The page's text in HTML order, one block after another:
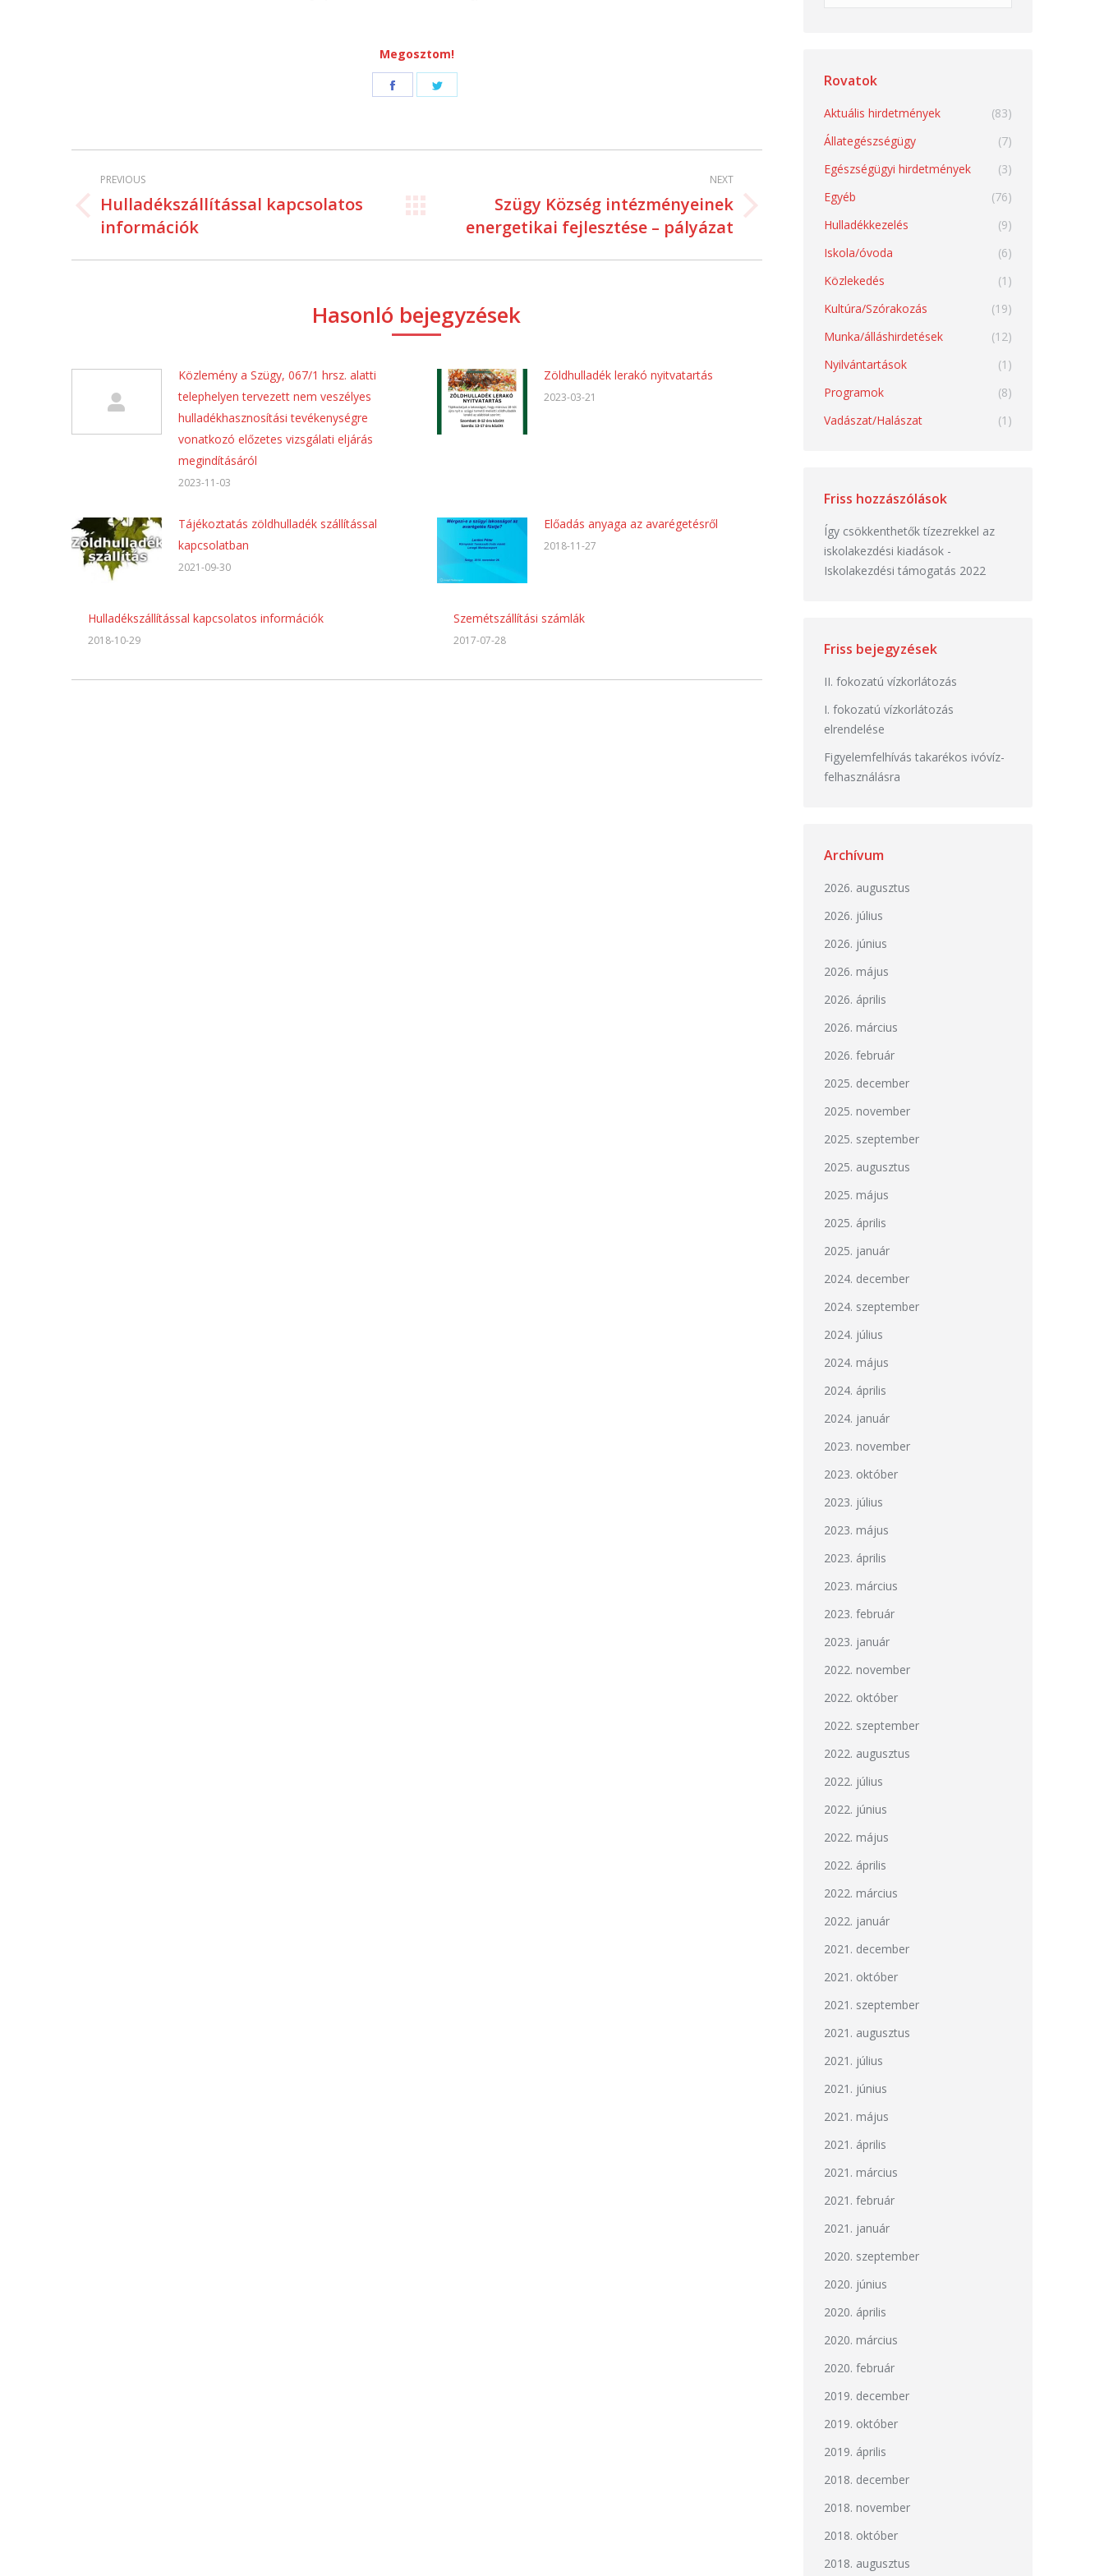
Megosztom!
Share
Post
navigation
PREVIOUS
Previous
post:
Hulladékszállítással kapcsolatos
információk
NEXT
post:
Szügy Község intézményeinek
energetikai fejlesztése – pályázat
Hasonló bejegyzések
Közlemény a Szügy, 067/1 hrsz. alatti
telephelyen tervezett nem veszélyes
hulladékhasznosítási tevékenységre
vonatkozó előzetes vizsgálati eljárás
megindításáról
2023-11-03
Zöldhulladék lerakó nyitvatartás
2023-03-21
Tájékoztatás zöldhulladék szállítással
kapcsolatban
2021-09-30
Előadás anyaga az avarégetésről
2018-11-27
Hulladékszállítással kapcsolatos információk
2018-10-29
Szemétszállítási számlák
2017-07-28
Rovatok
Aktuális hirdetmények
(83)
Állategészségügy
(7)
Egészségügyi hirdetmények
(3)
Egyéb
(76)
Hulladékkezelés
(9)
Iskola/óvoda
(6)
Közlekedés
(1)
Kultúra/Szórakozás
(19)
Munka/álláshirdetések
(12)
Nyilvántartások
(1)
Programok
(8)
Vadászat/Halászat
(1)
Friss hozzászólások
Így csökkenthetők tízezrekkel az
iskolakezdési kiadások-
Iskolakezdési támogatás 2022
Friss bejegyzések
II. fokozatú vízkorlátozás
I. fokozatú vízkorlátozás
elrendelése
Figyelemfelhívás takarékos ivóvíz-
felhasználásra
Archívum
2026. augusztus
2026. július
2026. június
2026. május
2026. április
2026. március
2026. február
2025. december
2025. november
2025. szeptember
2025. augusztus
2025. május
2025. április
2025. január
2024. december
2024. szeptember
2024. július
2024. május
2024. április
2024. január
2023. november
2023. október
2023. július
2023. május
2023. április
2023. március
2023. február
2023. január
2022. november
2022. október
2022. szeptember
2022. augusztus
2022. július
2022. június
2022. május
2022. április
2022. március
2022. január
2021. december
2021. október
2021. szeptember
2021. augusztus
2021. július
2021. június
2021. május
2021. április
2021. március
2021. február
2021. január
2020. szeptember
2020. június
2020. április
2020. március
2020. február
2019. december
2019. október
2019. április
2018. december
2018. november
2018. október
2018. augusztus